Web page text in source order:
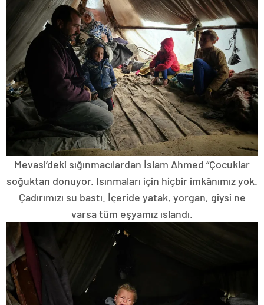
Mevasi’deki sığınmacılardan İslam Ahmed “Çocuklar
soğuktan donuyor. Isınmaları için hiçbir imkânımız yok.
Çadırımızı su bastı. İçeride yatak, yorgan, giysi ne
varsa tüm eşyamız ıslandı.